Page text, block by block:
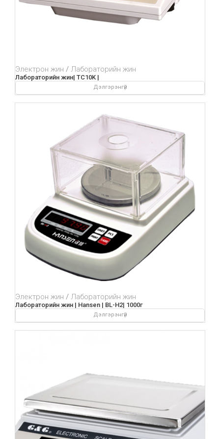
Электрон жин Лабораторийн жин
Лабораторийн жин| TC10K |
Дэлгэрэнгүй
Электрон жин Лабораторийн жин
Лабораторийн жин | Hansen | BL-H2| 1000г
Дэлгэрэнгүй